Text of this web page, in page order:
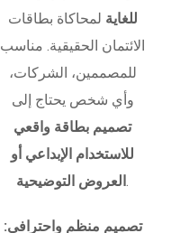
للغاية لمحاكاة بطاقات
الائتمان الحقيقية. مناسب
للمصممين، الشركات،
وأي شخص يحتاج إلى
تصميم بطاقة واقعي
للاستخدام الإبداعي أو
العروض التوضيحية .
تصميم منظم واحترافي: